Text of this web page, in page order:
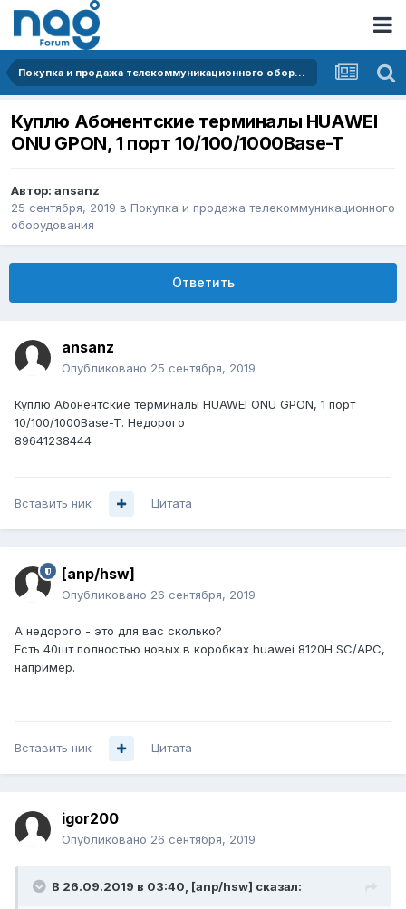
Покупка и продажа телекоммуникационного оборудования
Куплю Абонентские терминалы HUAWEI
ONU GPON, 1 порт 10/100/1000Base-T
Автор: ansanz
25 сентября, 2019 в Покупка и продажа телекоммуникационного
оборудования
Ответить
ansanz
Опубликовано 25 сентября, 2019
Куплю Абонентские терминалы HUAWEI ONU GPON, 1 порт
10/100/1000Base-T. Недорого
89641238444
Вставить ник Цитата
[anp/hsw]
Опубликовано 26 сентября, 2019
А недорого - это для вас сколько?
Есть 40шт полностью новых в коробках huawei 8120H SC/APC,
например.
Вставить ник Цитата
igor200
Опубликовано 26 сентября, 2019
В 26.09.2019 в 03:40, [anp/hsw] сказал: